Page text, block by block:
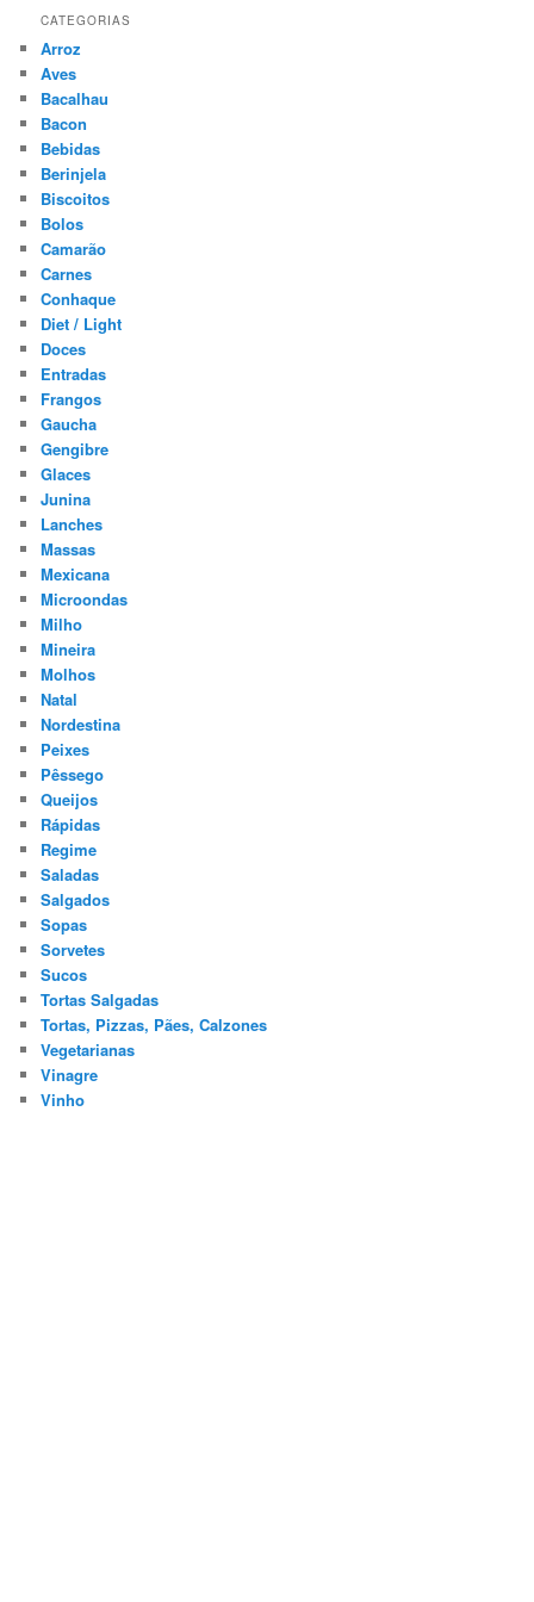
CATEGORIAS
Arroz
Aves
Bacalhau
Bacon
Bebidas
Berinjela
Biscoitos
Bolos
Camarão
Carnes
Conhaque
Diet / Light
Doces
Entradas
Frangos
Gaucha
Gengibre
Glaces
Junina
Lanches
Massas
Mexicana
Microondas
Milho
Mineira
Molhos
Natal
Nordestina
Peixes
Pêssego
Queijos
Rápidas
Regime
Saladas
Salgados
Sopas
Sorvetes
Sucos
Tortas Salgadas
Tortas, Pizzas, Pães, Calzones
Vegetarianas
Vinagre
Vinho